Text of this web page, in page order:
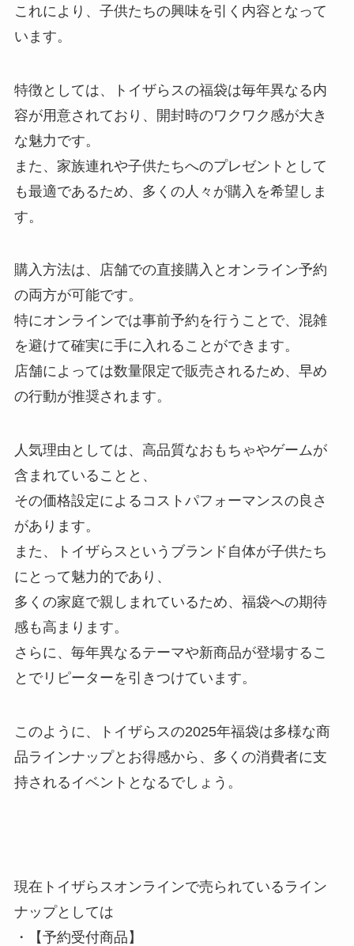
これにより、子供たちの興味を引く内容となって
います。
特徴としては、トイザらスの福袋は毎年異なる内
容が用意されており、開封時のワクワク感が大き
な魅力です。
また、家族連れや子供たちへのプレゼントとして
も最適であるため、多くの人々が購入を希望しま
す。
購入方法は、店舗での直接購入とオンライン予約
の両方が可能です。
特にオンラインでは事前予約を行うことで、混雑
を避けて確実に手に入れることができます。
店舗によっては数量限定で販売されるため、早め
の行動が推奨されます。
人気理由としては、高品質なおもちゃやゲームが
含まれていることと、
その価格設定によるコストパフォーマンスの良さ
があります。
また、トイザらスというブランド自体が子供たち
にとって魅力的であり、
多くの家庭で親しまれているため、福袋への期待
感も高まります。
さらに、毎年異なるテーマや新商品が登場するこ
とでリピーターを引きつけています。
このように、トイザらスの2025年福袋は多様な商
品ラインナップとお得感から、多くの消費者に支
持されるイベントとなるでしょう。
現在トイザらスオンラインで売られているライン
ナップとしては
・【予約受付商品】